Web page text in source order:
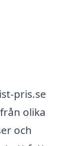
pris.se
olika
och